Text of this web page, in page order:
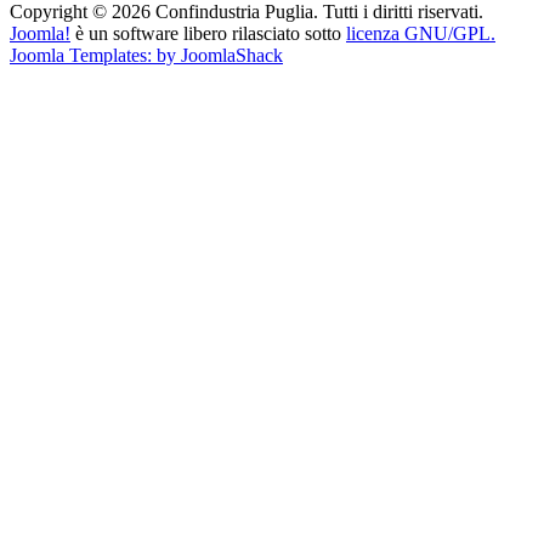
Copyright © 2026 Confindustria Puglia. Tutti i diritti riservati.
Joomla! è un software libero rilasciato sotto licenza GNU/GPL.
Joomla Templates: by JoomlaShack